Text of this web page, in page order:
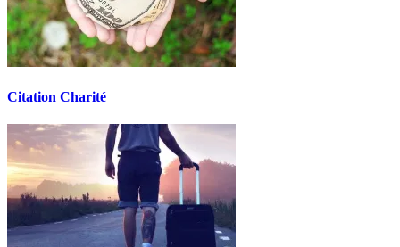
Citation Charité